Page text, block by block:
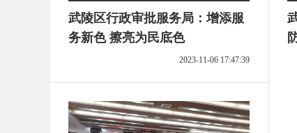
武陵区行政审批服务局：增添服
务新色 擦亮为民底色
2023-11-06 17:47:39